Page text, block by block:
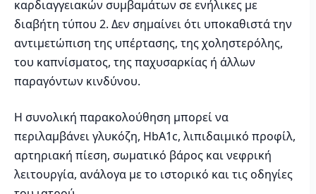
καρδιαγγειακών συμβαμάτων σε ενήλικες με
διαβήτη τύπου 2. Δεν σημαίνει ότι υποκαθιστά την
αντιμετώπιση της υπέρτασης, της χοληστερόλης,
του καπνίσματος, της παχυσαρκίας ή άλλων
παραγόντων κινδύνου.
Η συνολική παρακολούθηση μπορεί να
περιλαμβάνει γλυκόζη, HbA1c, λιπιδαιμικό προφίλ,
αρτηριακή πίεση, σωματικό βάρος και νεφρική
λειτουργία, ανάλογα με το ιστορικό και τις οδηγίες